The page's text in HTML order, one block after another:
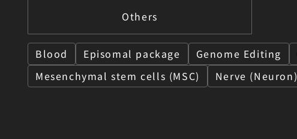
Others
Blood Episomal package Genome Editing
Mesenchymal stem cells (MSC)
Nerve (Neuron)